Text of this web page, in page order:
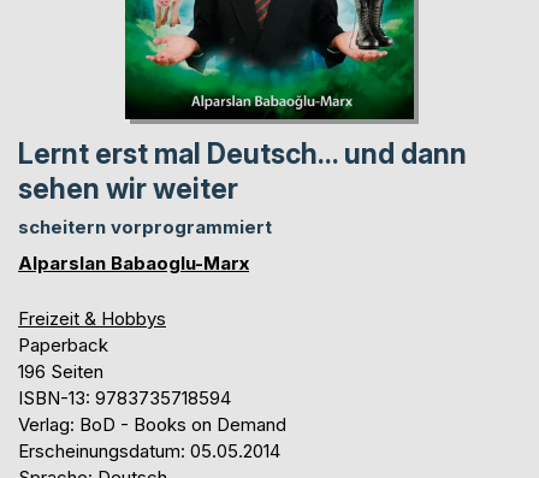
Lernt erst mal Deutsch... und dann
sehen wir weiter
scheitern vorprogrammiert
Alparslan Babaoglu-Marx
Freizeit & Hobbys
Paperback
196 Seiten
ISBN-13: 9783735718594
Verlag: BoD - Books on Demand
Erscheinungsdatum: 05.05.2014